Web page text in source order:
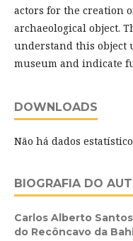
actors for the creation
archaeological object.
understand this object
museum and indicate
DOWNLOADS
Não há dados
BIOGRAFIA DO
Carlos Alberto
do Recôncavo da